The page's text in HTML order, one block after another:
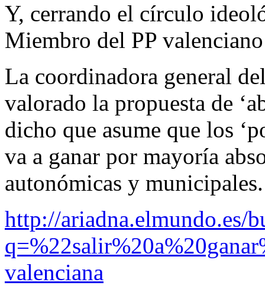
Y, cerrando el círculo
Miembro del PP
La coordinadora general
valorado la propuesta de
dicho que asume que los
va a ganar por mayoría
autonómicas y
http://ariadna.elmundo.es/
valenciana